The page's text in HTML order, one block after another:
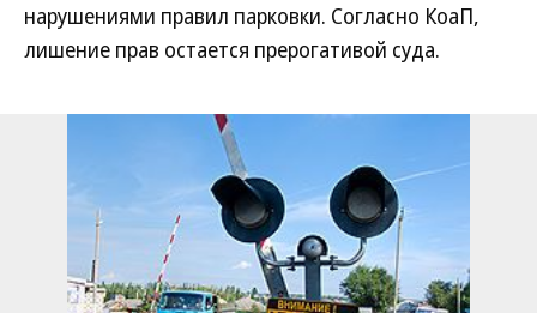
нарушениями правил парковки. Согласно КоаП,
лишение прав остается прерогативой суда.